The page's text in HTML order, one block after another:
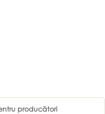
producători